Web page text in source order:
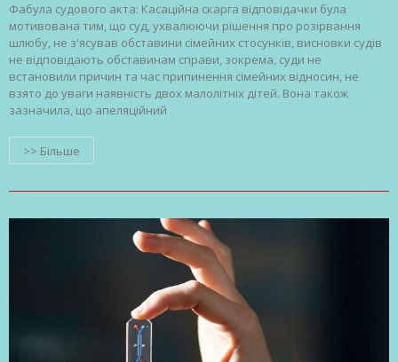
Фабула судового акта: Касаційна скарга відповідачки була
мотивована тим, що суд, ухвалюючи рішення про розірвання
шлюбу, не з'ясував обставини сімейних стосунків, висновки судів
не відповідають обставинам справи, зокрема, суди не
встановили причин та час припинення сімейних відносин, не
взято до уваги наявність двох малолітніх дітей. Вона також
зазначила, що апеляційний
>> Більше